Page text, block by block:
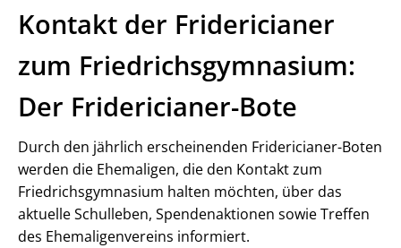
Kontakt der Fridericianer
zum Friedrichsgymnasium:
Der Fridericianer-Bote
Durch den jährlich erscheinenden Fridericianer-Boten
werden die Ehemaligen, die den Kontakt zum
Friedrichsgymnasium halten möchten, über das
aktuelle Schulleben, Spendenaktionen sowie Treffen
des Ehemaligenvereins informiert.